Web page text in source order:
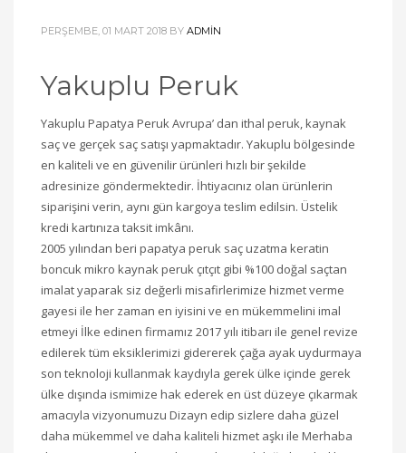
PERŞEMBE, 01 MART 2018 BY ADMIN
Yakuplu Peruk
Yakuplu Papatya Peruk Avrupa’ dan ithal peruk, kaynak
saç ve gerçek saç satışı yapmaktadır. Yakuplu bölgesinde
en kaliteli ve en güvenilir ürünleri hızlı bir şekilde
adresinize göndermektedir. İhtiyacınız olan ürünlerin
siparişini verin, aynı gün kargoya teslim edilsin. Üstelik
kredi kartınıza taksit imkânı.
2005 yılından beri papatya peruk saç uzatma keratin
boncuk mikro kaynak peruk çıtçıt gibi %100 doğal saçtan
imalat yaparak siz değerli misafirlerimize hizmet verme
gayesi ile her zaman en iyisini ve en mükemmelini imal
etmeyi İlke edinen firmamız 2017 yılı itibarı ile genel revize
edilerek tüm eksiklerimizi gidererek çağa ayak uydurmaya
son teknoloji kullanmak kaydıyla gerek ülke içinde gerek
ülke dışında ismimize hak ederek en üst düzeye çıkarmak
amacıyla vizyonumuzu Dizayn edip sizlere daha güzel
daha mükemmel ve daha kaliteli hizmet aşkı ile Merhaba